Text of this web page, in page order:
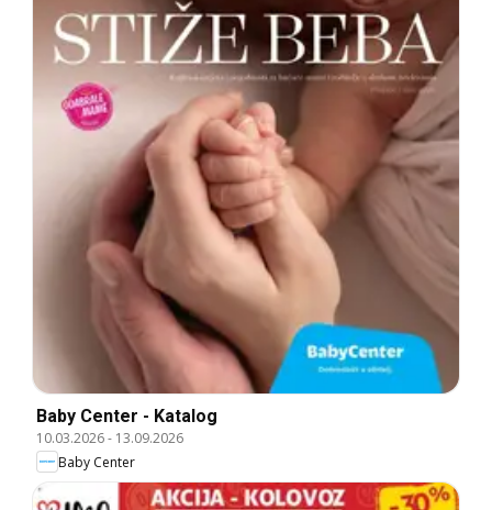
Baby Center - Katalog
10.03.2026- 13.09.2026
Baby Center